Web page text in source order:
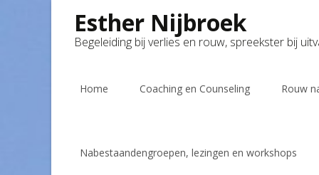
Esther Nijbroek
Begeleiding bij verlies en rouw, spreekster bij
Home Coaching en Counseling Rouw
Nabestaandengroepen, lezingen en workshops